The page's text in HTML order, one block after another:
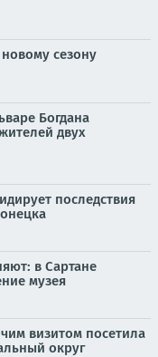
сезону
Богдана
двух
последствия
в Сартане
музея
визитом посетила
округ